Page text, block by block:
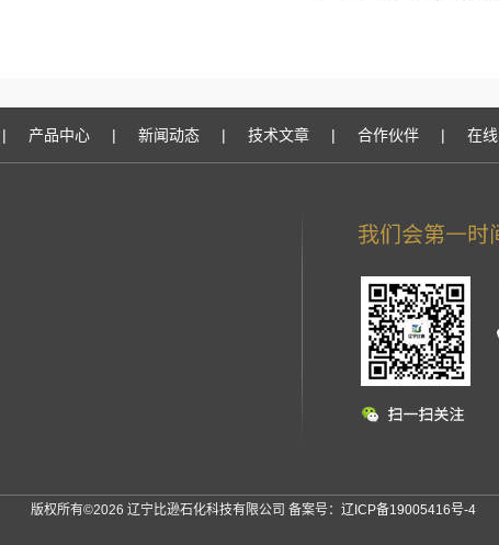
| 产品中心 | 新闻动态 | 技术文章 | 合作伙伴 | 在
版权所有©2026 辽宁比逊石化科技有限公司 备案号： 辽ICP备19005416号-4